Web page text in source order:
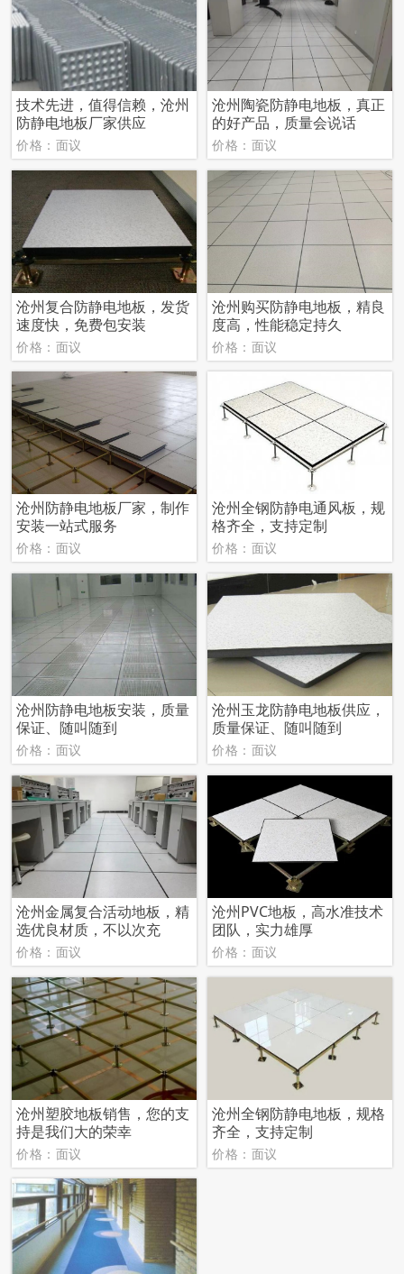
技术先进，值得信赖，沧州
防静电地板厂家供应
价格：面议
沧州陶瓷防静电地板，真正
的好产品，质量会说话
价格：面议
沧州复合防静电地板，发货
速度快，免费包安装
价格：面议
沧州购买防静电地板，精良
度高，性能稳定持久
价格：面议
沧州防静电地板厂家，制作
安装一站式服务
价格：面议
沧州全钢防静电通风板，规
格齐全，支持定制
价格：面议
沧州防静电地板安装，质量
保证、随叫随到
价格：面议
沧州玉龙防静电地板供应，
质量保证、随叫随到
价格：面议
沧州金属复合活动地板，精
选优良材质，不以次充
价格：面议
沧州PVC地板，高水准技术
团队，实力雄厚
价格：面议
沧州塑胶地板销售，您的支
持是我们大的荣幸
价格：面议
沧州全钢防静电地板，规格
齐全，支持定制
价格：面议